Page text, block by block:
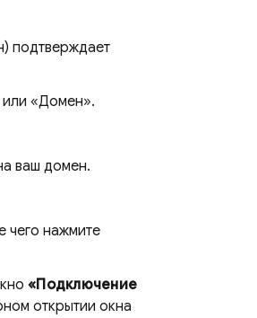
подтверждает
или «Домен».
ваш домен.
чего нажмите
«Подключение
открытии окна